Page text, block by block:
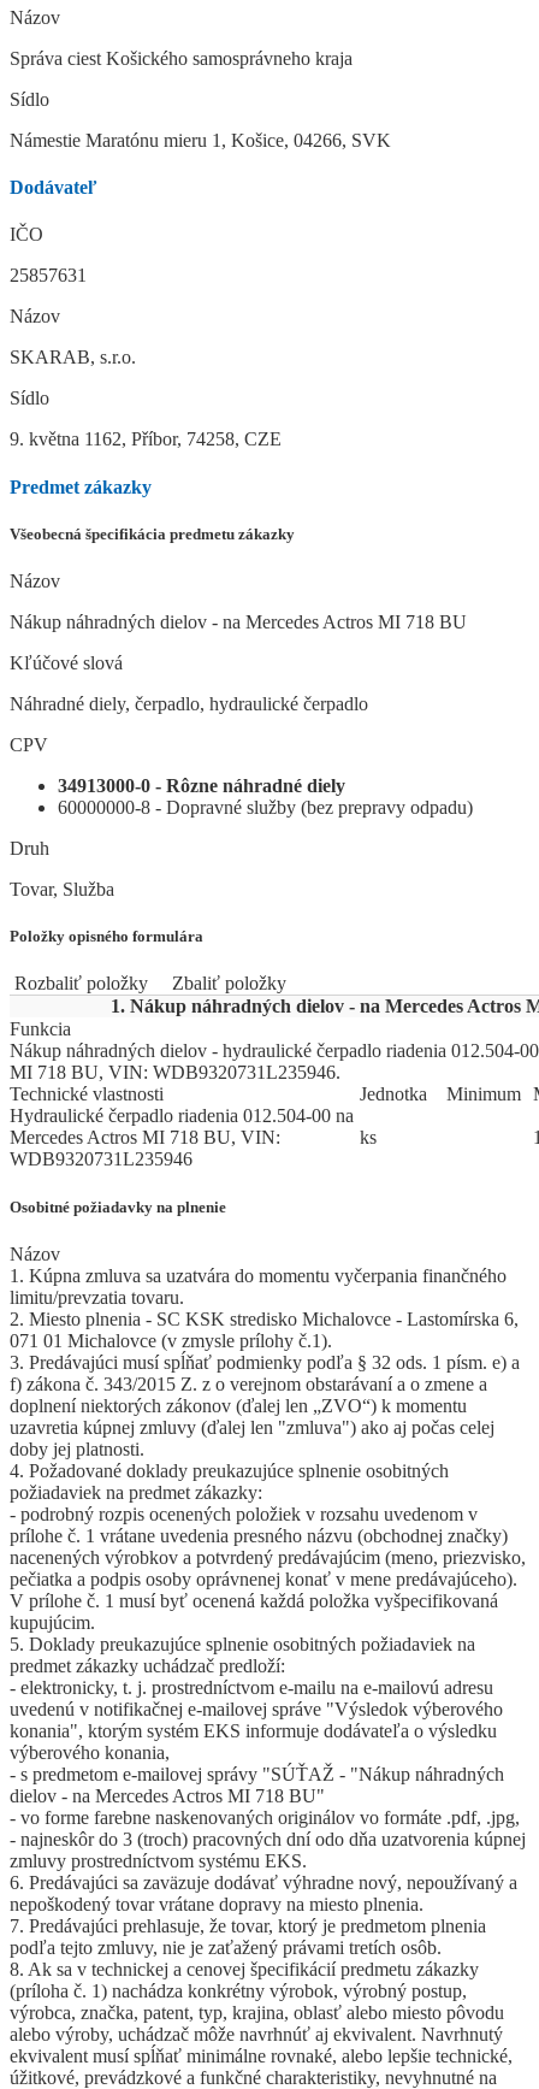
Názov
Správa ciest Košického samosprávneho kraja
Sídlo
Námestie Maratónu mieru 1, Košice, 04266, SVK
Dodávateľ
IČO
25857631
Názov
SKARAB, s.r.o.
Sídlo
9. května 1162, Příbor, 74258, CZE
Predmet zákazky
Všeobecná špecifikácia predmetu zákazky
Názov
Nákup náhradných dielov - na Mercedes Actros MI 718 BU
Kľúčové slová
Náhradné diely, čerpadlo, hydraulické čerpadlo
CPV
34913000-0 - Rôzne náhradné diely
60000000-8 - Dopravné služby (bez prepravy odpadu)
Druh
Tovar, Služba
Položky opisného formulára
Rozbaliť položky
Zbaliť položky
1. Nákup náhradných dielov - na Mercedes Actros
Funkcia
Nákup náhradných dielov - hydraulické čerpadlo riadenia 012.504-
MI 718 BU, VIN: WDB9320731L235946.
Technické vlastnosti
Jed­not­ka Mi­ni­mum
Hydraulické čerpadlo riadenia 012.504-00 na
Mercedes Actros MI 718 BU, VIN:
WDB9320731L235946
ks
Osobitné požiadavky na plnenie
Názov
1. Kúpna zmluva sa uzatvára do momentu vyčerpania finančného
limitu/prevzatia tovaru.
2. Miesto plnenia - SC KSK stredisko Michalovce - Lastomírska 6,
071 01 Michalovce (v zmysle prílohy č.1).
3. Predávajúci musí spĺňať podmienky podľa § 32 ods. 1 písm. e) a
f) zákona č. 343/2015 Z. z o verejnom obstarávaní a o zmene a
doplnení niektorých zákonov (ďalej len „ZVO“) k momentu
uzavretia kúpnej zmluvy (ďalej len "zmluva") ako aj počas celej
doby jej platnosti.
4. Požadované doklady preukazujúce splnenie osobitných
požiadaviek na predmet zákazky:
- podrobný rozpis ocenených položiek v rozsahu uvedenom v
prílohe č. 1 vrátane uvedenia presného názvu (obchodnej značky)
nacenených výrobkov a potvrdený predávajúcim (meno, priezvisko,
pečiatka a podpis osoby oprávnenej konať v mene predávajúceho).
V prílohe č. 1 musí byť ocenená každá položka vyšpecifikovaná
kupujúcim.
5. Doklady preukazujúce splnenie osobitných požiadaviek na
predmet zákazky uchádzač predloží:
- elektronicky, t. j. prostredníctvom e-mailu na e-mailovú adresu
uvedenú v notifikačnej e-mailovej správe "Výsledok výberového
konania", ktorým systém EKS informuje dodávateľa o výsledku
výberového konania,
- s predmetom e-mailovej správy "SÚŤAŽ - "Nákup náhradných
dielov - na Mercedes Actros MI 718 BU"
- vo forme farebne naskenovaných originálov vo formáte .pdf, .jpg,
- najneskôr do 3 (troch) pracovných dní odo dňa uzatvorenia kúpnej
zmluvy prostredníctvom systému EKS.
6. Predávajúci sa zaväzuje dodávať výhradne nový, nepoužívaný a
nepoškodený tovar vrátane dopravy na miesto plnenia.
7. Predávajúci prehlasuje, že tovar, ktorý je predmetom plnenia
podľa tejto zmluvy, nie je zaťažený právami tretích osôb.
8. Ak sa v technickej a cenovej špecifikácií predmetu zákazky
(príloha č. 1) nachádza konkrétny výrobok, výrobný postup,
výrobca, značka, patent, typ, krajina, oblasť alebo miesto pôvodu
alebo výroby, uchádzač môže navrhnúť aj ekvivalent. Navrhnutý
ekvivalent musí spĺňať minimálne rovnaké, alebo lepšie technické,
úžitkové, prevádzkové a funkčné charakteristiky, nevyhnutné na